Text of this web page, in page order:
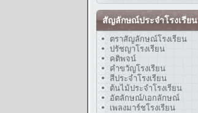
สัญลักษณ์ประจำโรงเรียน
ตราสัญลักษณ์โรงเรียน
ปรัชญาโรงเรียน
คติพจน์
คำขวัญโรงเรียน
สีประจำโรงเรียน
ต้นไม้ประจำโรงเรียน
อัตลักษณ์/เอกลักษณ์
เพลงมาร์ชโรงเรียน